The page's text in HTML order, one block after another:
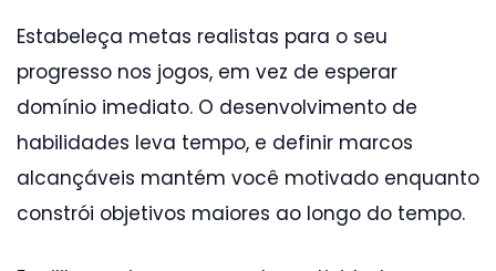
Estabeleça metas realistas para o seu
progresso nos jogos, em vez de esperar
domínio imediato. O desenvolvimento de
habilidades leva tempo, e definir marcos
alcançáveis mantém você motivado enquanto
constrói objetivos maiores ao longo do tempo.